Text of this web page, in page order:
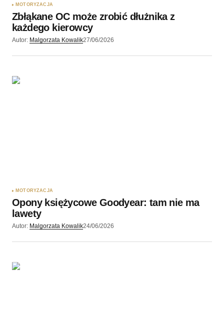
MOTORYZACJA
Zbłąkane OC może zrobić dłużnika z
każdego kierowcy
Autor: Malgorzata Kowalik27/06/2026
MOTORYZACJA
Opony księżycowe Goodyear: tam nie ma
lawety
Autor: Malgorzata Kowalik24/06/2026